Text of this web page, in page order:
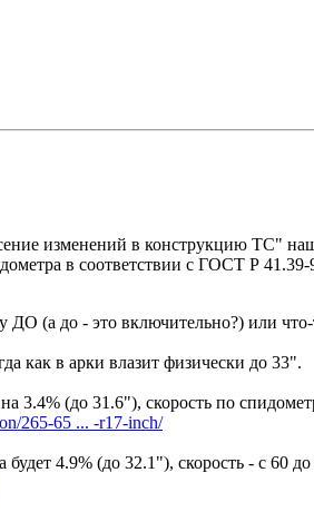
изменений в конструкцию ТС"
в соответствии с ГОСТ Р 41.39-
(а до - это включительно?) или что-
как в арки влазит физически до 33".
3.4% (до 31.6"), скорость по
265-65 ... -r17-inch/
4.9% (до 32.1"), скорость - с 60 до